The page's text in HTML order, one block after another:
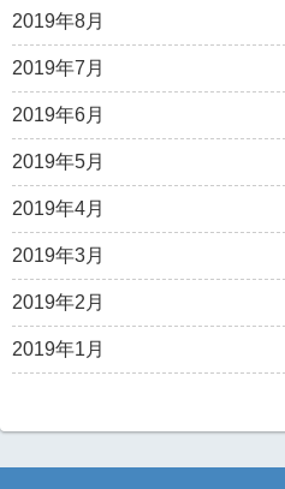
2019年8月
2019年7月
2019年6月
2019年5月
2019年4月
2019年3月
2019年2月
2019年1月